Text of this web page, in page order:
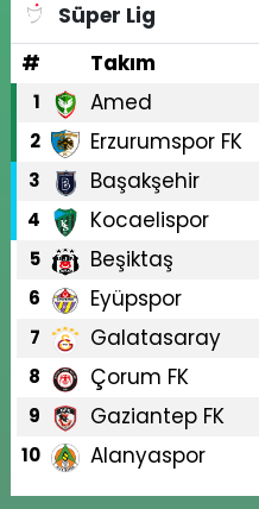
Süper Lig
#
Takım
1 Amed
2 Erzurumspor FK
3 Başakşehir
4 Kocaelispor
5 Beşiktaş
6 Eyüpspor
7 Galatasaray
8 Çorum FK
9 Gaziantep FK
10 Alanyaspor